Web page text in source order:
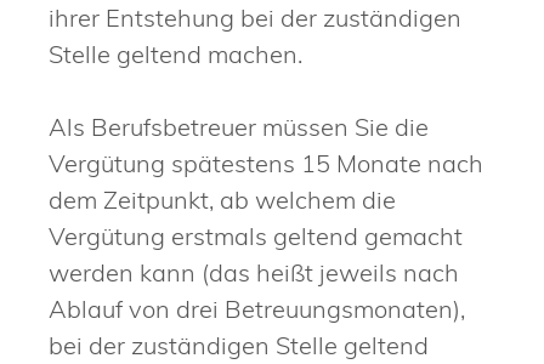
ihrer Entstehung bei der zuständigen
Stelle geltend machen.
Als Berufsbetreuer müssen Sie die
Vergütung spätestens 15 Monate nach
dem Zeitpunkt, ab welchem die
Vergütung erstmals geltend gemacht
werden kann (das heißt jeweils nach
Ablauf von drei Betreuungsmonaten),
bei der zuständigen Stelle geltend